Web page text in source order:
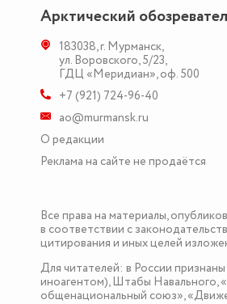
Арктический
183038,г. Мурманск,
ул. Воровского, 5/23,
ГДЦ «Меридиан», оф. 500
+7 (921) 724-96-40
ao@murmansk.ru
О редакции
Реклама на сайте не продаётся
Все права на материалы,
в соответствии с
цитирования и иных целей
Для читателей: в России
иноагентом), Штабы Навального,
общенациональный союз»,